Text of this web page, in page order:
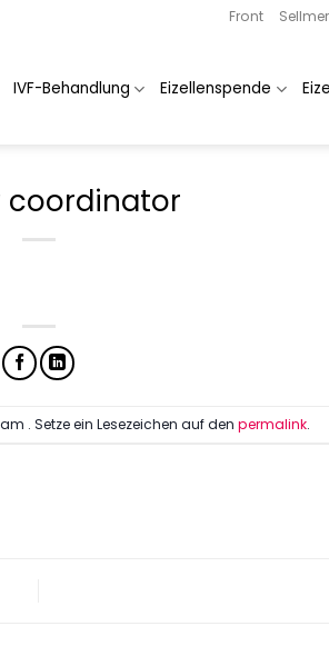
Front
IVF-Behandlung Eizellenspende
coordinator
. Setze ein Lesezeichen auf den permalink.